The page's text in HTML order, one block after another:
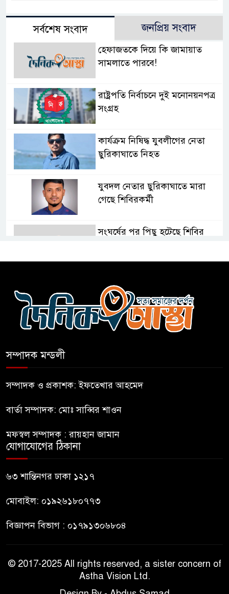
সর্বশেষ সংবাদ জনপ্রিয় সংবাদ
হেফাজতকে দিয়ে কি জামায়াত
সামলাতে পারবে!
রাষ্ট্রপতি নির্বাচনে দুই মনোনয়নপত্র
সংগ্রহ
কার্যক্রম নিষিদ্ধ যুবলীগের নেতা
ছুরিকাঘাতে নিহত
যুবদল নেতার ছুরিকাঘাতে মারা
গেছে শিবিরকর্মী
সংঘর্ষের পর পিছু হটেছে শিবির
আছে ছাত্রদল
হযরত শাহজালাল বিমানবন্দরে
কিশোর
ভারত থেকে আসছে ২ দশমিক ৩
সম্পাদক মন্ডলী
সম্পাদক ও প্রকাশক: ইফতেখার আহমেদ
বার্তা সম্পাদক: মোঃ সাব্বির শাওন
মফস্বল সম্পাদক : রায়হান জামান
যোগাযোগের ঠিকানা
৬৩ শান্তিনগর ঢাকা ১২১৭
মোবাইল: ০১৯২৬১৮০৭৭৩
বিজ্ঞাপন বিভাগ : ০১৭৯১৩০৬৮০৪
© 2017-2025 All rights reserved, a sister concern of
Astha Vision Ltd.